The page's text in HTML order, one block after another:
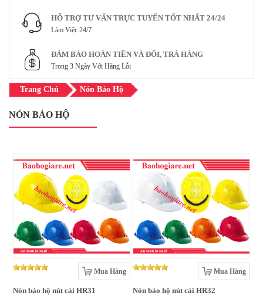
HỖ TRỢ TƯ VẤN TRỰC TUYẾN TỐT NHẤT 24/24
Làm Việc 24/7
ĐẢM BẢO HOÀN TIỀN VÀ ĐỔI, TRẢ HÀNG
Trong 3 Ngày Với Hàng Lỗi
Trang Chủ Nón Bảo Hộ
NÓN BẢO HỘ
Mua Hàng
Nón bảo hộ nút cài HR31
Mua Hàng
Nón bảo hộ nút cài HR32